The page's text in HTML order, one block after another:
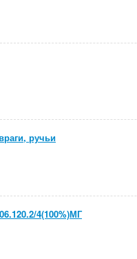
ручьи
4(100%)МГ